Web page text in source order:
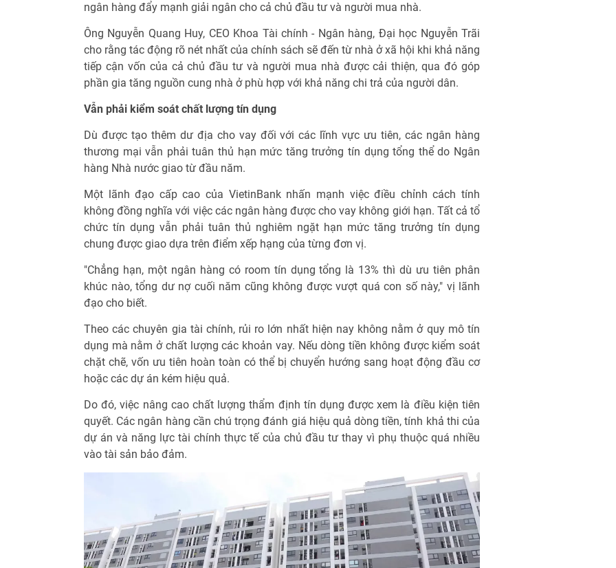
ngân hàng đẩy mạnh giải ngân cho cả chủ đầu tư và người mua nhà.
Ông Nguyễn Quang Huy, CEO Khoa Tài chính - Ngân hàng, Đại học Nguyễn Trãi
cho rằng tác động rõ nét nhất của chính sách sẽ đến từ nhà ở xã hội khi khả năng
tiếp cận vốn của cả chủ đầu tư và người mua nhà được cải thiện, qua đó góp
phần gia tăng nguồn cung nhà ở phù hợp với khả năng chi trả của người dân.
Vẫn phải kiểm soát chất lượng tín dụng
Dù được tạo thêm dư địa cho vay đối với các lĩnh vực ưu tiên, các ngân hàng
thương mại vẫn phải tuân thủ hạn mức tăng trưởng tín dụng tổng thể do Ngân
hàng Nhà nước giao từ đầu năm.
Một lãnh đạo cấp cao của VietinBank nhấn mạnh việc điều chỉnh cách tính
không đồng nghĩa với việc các ngân hàng được cho vay không giới hạn. Tất cả tổ
chức tín dụng vẫn phải tuân thủ nghiêm ngặt hạn mức tăng trưởng tín dụng
chung được giao dựa trên điểm xếp hạng của từng đơn vị.
"Chẳng hạn, một ngân hàng có room tín dụng tổng là 13% thì dù ưu tiên phân
khúc nào, tổng dư nợ cuối năm cũng không được vượt quá con số này," vị lãnh
đạo cho biết.
Theo các chuyên gia tài chính, rủi ro lớn nhất hiện nay không nằm ở quy mô tín
dụng mà nằm ở chất lượng các khoản vay. Nếu dòng tiền không được kiểm soát
chặt chẽ, vốn ưu tiên hoàn toàn có thể bị chuyển hướng sang hoạt động đầu cơ
hoặc các dự án kém hiệu quả.
Do đó, việc nâng cao chất lượng thẩm định tín dụng được xem là điều kiện tiên
quyết. Các ngân hàng cần chú trọng đánh giá hiệu quả dòng tiền, tính khả thi của
dự án và năng lực tài chính thực tế của chủ đầu tư thay vì phụ thuộc quá nhiều
vào tài sản bảo đảm.